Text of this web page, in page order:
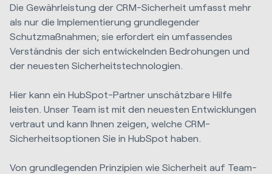
Die Gewährleistung der CRM-Sicherheit umfasst mehr
als nur die Implementierung grundlegender
Schutzmaßnahmen; sie erfordert ein umfassendes
Verständnis der sich entwickelnden Bedrohungen und
der neuesten Sicherheitstechnologien.
Hier kann ein HubSpot-Partner unschätzbare Hilfe
leisten. Unser Team ist mit den neuesten Entwicklungen
vertraut und kann Ihnen zeigen, welche CRM-
Sicherheitsoptionen Sie in HubSpot haben.
Von grundlegenden Prinzipien wie Sicherheit auf Team-